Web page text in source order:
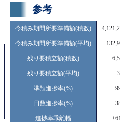
参考
今積み期間所要準備額(積数)
今積み期間所要準備額(平均)
残り要積立額(積数)
残り要積立額(平均)
準預進捗率(%)
日数進捗率(%)
進捗率乖離幅